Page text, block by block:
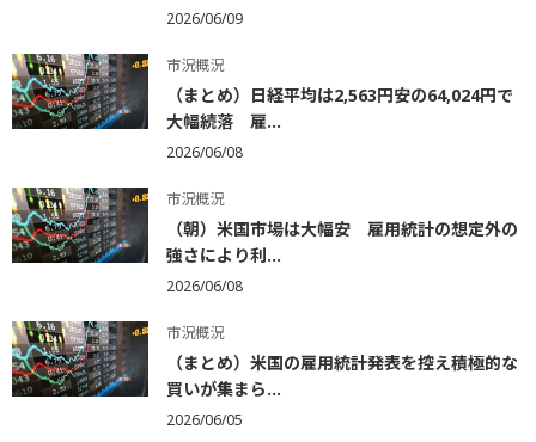
2026/06/09
市況概況
（まとめ）日経平均は2,563円安の64,024円で
大幅続落 雇...
2026/06/08
市況概況
（朝）米国市場は大幅安 雇用統計の想定外の
強さにより利...
2026/06/08
市況概況
（まとめ）米国の雇用統計発表を控え積極的な
買いが集まら...
2026/06/05